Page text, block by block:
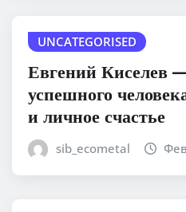
UNCATEGORISED
Евгений Киселев
успешного
и личное счастье
sib_ecometal